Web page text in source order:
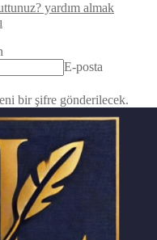
yardım almak
E-posta
bir şifre gönderilecek.